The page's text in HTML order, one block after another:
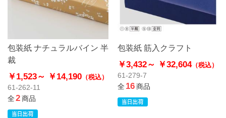
包装紙 ナチュラルバイン 半
裁
￥1,523～ ￥14,190 （税込）
61-262-11
全2商品
包装紙 筋入クラフト
￥3,432～ ￥32,604（税込）
61-279-7
全16商品